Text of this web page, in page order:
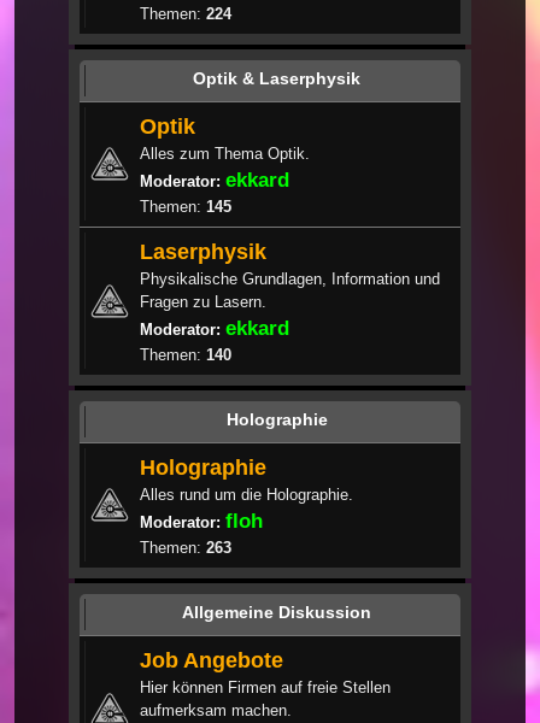
Themen: 224
Optik & Laserphysik
Optik
Alles zum Thema Optik.
Moderator: ekkard
Themen: 145
Laserphysik
Physikalische Grundlagen, Information und
Fragen zu Lasern.
Moderator: ekkard
Themen: 140
Holographie
Holographie
Alles rund um die Holographie.
Moderator: floh
Themen: 263
Allgemeine Diskussion
Job Angebote
Hier können Firmen auf freie Stellen
aufmerksam machen.